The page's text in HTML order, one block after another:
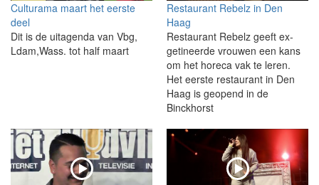
Culturama maart het eerste
deel
Dit is de uitagenda van Vbg,
Ldam,Wass. tot half maart
Restaurant Rebelz in Den
Haag
Restaurant Rebelz geeft ex-
getineerde vrouwen een kans
om het horeca vak te leren.
Het eerste restaurant in Den
Haag is geopend in de
Binckhorst